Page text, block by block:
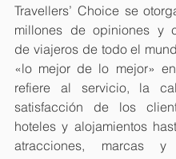
Travellers’ Choice se
millones de opiniones y
de viajeros de todo el
«lo mejor de lo mejor»
refiere al servicio, la
satisfacción de los
hoteles y alojamientos
atracciones, marcas y